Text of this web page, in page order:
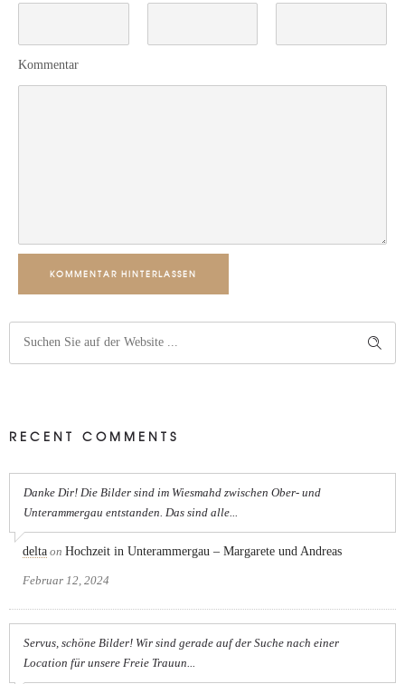
Kommentar
KOMMENTAR HINTERLASSEN
RECENT COMMENTS
Danke Dir! Die Bilder sind im Wiesmahd zwischen Ober- und
Unterammergau entstanden. Das sind alle...
delta on Hochzeit in Unterammergau – Margarete und Andreas
Februar 12, 2024
Servus, schöne Bilder! Wir sind gerade auf der Suche nach einer
Location für unsere Freie Trauun...